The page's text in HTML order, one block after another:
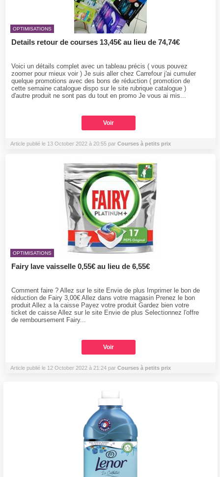
OPTIMISATIONS
Details retour de courses 13,45€ au lieu de 74,74€
Voici un détails complet avec un tableau précis ( vous pouvez
zoomer pour mieux voir ) Je suis aller chez Carrefour j'ai cumuler
quelque promotions avec des bons de réduction ( promotion de
cette semaine catalogue dispo sur le site rubrique catalogue )
d'autre produit ne sont pas du tout en promo Je vous ai mis...
Voir
Article publié le 13 October 2022 à 20:55 par Courses à petits prix
OPTIMISATIONS
Fairy lave vaisselle 0,55€ au lieu de 6,55€
Comment faire ? Allez sur le site Envie de plus Imprimer le bon de
réduction de Fairy 3,00€ Allez dans votre magasin Prenez le bon
produit Allez a la caisse Payez votre produit Gardez bien votre
ticket de caisse Allez sur le site Envie de plus Selectionnez l'offre
de remboursement Fairy...
Voir
Article publié le 12 October 2022 à 21:24 par Courses à petits prix